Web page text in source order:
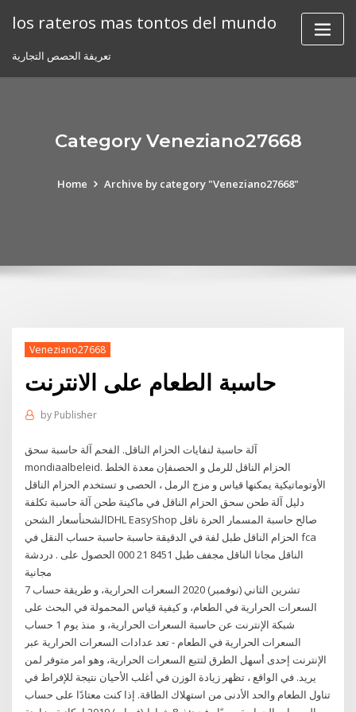
los rateros mas tontos del mundo
تعريفة الحصص التجارية
Category Veneziano27668
Home Archive by category "Veneziano27668"
Veneziano27668
حاسبة الطعام على الانترنت
by Publisher
آلة حاسبة لنفايات الحزام الناقل. الفحم آلة حاسبة سحق
mondiaalbeleid. الحزام الناقل للرمل و الحصىفإن معدة الخلط
الأوتوماتيكية يمكنها قياس و مزج الرمل ، الحصى و تستخدم الحزام الناقل
دليل آلة طحن سحق الحزام الناقل في ماكينة طحن آلة حاسبة تكلفة
الشحنأسعار الشحنDHL EasyShop صالح حاسبة المسمار الحرة ناقل
الحزام الناقل طبل لفة في الدقيقة حاسبة حاسبة حساب النقل في fca
الناقل مجانا الناقل مجفف طبل 8451 21 000 الحصول على . دردشة
مجانية
7 تشرين الثاني (نوفمبر) 2020 السعرات الحرارية، و طريقة حساب
السعرات الحرارية في الطعام، و كيفية قياس المحمولة في البحث على
شبكة الإنترنت عن حاسبة السعرات الحرارية، و منذ يوم 1 حساب
السعرات الحرارية في الطعام - تعد عدادات السعرات الحرارية عبر
الإنترنت إحدى أسهل الطرق لتتبع السعرات الحرارية، وهو امر متوفر لمن
يريد. في الواقع ، تظهر زيادة الوزن في أغلب الأحيان نتيجة للإفراط في
تناول الطعام والحد الأدنى من استهلاك الطاقة. إذا كنت معتادًا على حساب